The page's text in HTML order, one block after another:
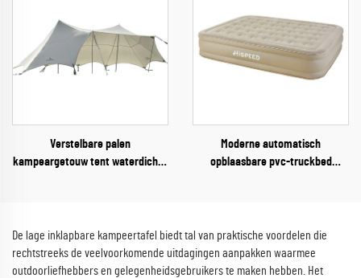
Verstelbare palen
kampeargetouw tent waterdichte
Moderne automatisch
opblaasbare pvc-truckbed
buitenshuis, woonkamer of park
De lage inklapbare kampeertafel biedt tal van praktische voordelen die
rechtstreeks de veelvoorkomende uitdagingen aanpakken waarmee
outdoorliefhebbers en gelegenheidsgebruikers te maken hebben. Het